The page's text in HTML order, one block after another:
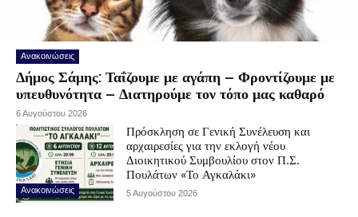
Ανακοινώσεις
Δήμος Σάμης: Ταΐζουμε με αγάπη – Φροντίζουμε με
υπευθυνότητα – Διατηρούμε τον τόπο μας καθαρό
6 Αυγούστου 2026
Ανακοινώσεις
Πρόσκληση σε Γενική Συνέλευση και
αρχαιρεσίες για την εκλογή νέου
Διοικητικού Συμβουλίου στον Π.Σ.
Πουλάτων «Το Αγκαλάκι»
5 Αυγούστου 2026